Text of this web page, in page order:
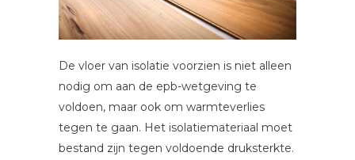
De vloer van isolatie voorzien is niet alleen
nodig om aan de epb-wetgeving te
voldoen, maar ook om warmteverlies
tegen te gaan. Het isolatiemateriaal moet
bestand zijn tegen voldoende druksterkte.